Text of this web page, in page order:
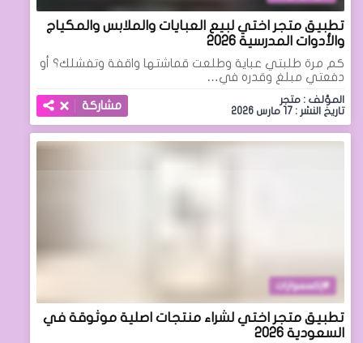
تطبيق متجر اختي لبيع العبايات والملابس والمكياج
والأدوات المدرسية 2026
كم مرة طلبتي عباية وطلعت قماشتها واقفة وتفشلك؟ أو
دفعتي مبلغ وقدره في…
المؤلف : متجر
تاريخ النشر : 17 مارس 2026
مشاركة
إكسسوارات
تطبيق متجر اختي لشراء منتجات اصلية موثوقة في
السعودية 2026